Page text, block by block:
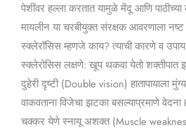
पेशींवर हल्ला करतात यामुळे मेंदू आणि
मायलीन या चरबीयुक्त संरक्षक आवरणाला
स्क्लेरॉसिस म्हणजे काय? त्याची कारणे व
स्क्लेरोसिस लक्षणे: खूप थकवा येतो शक्तीपात
दुहेरी दृष्टी (Double vision) हातापायाला
वाकवताना विजेचा झटका बसल्याप्रमाणे वेदना
चक्कर येणे स्नायू अशक्त (Muscle